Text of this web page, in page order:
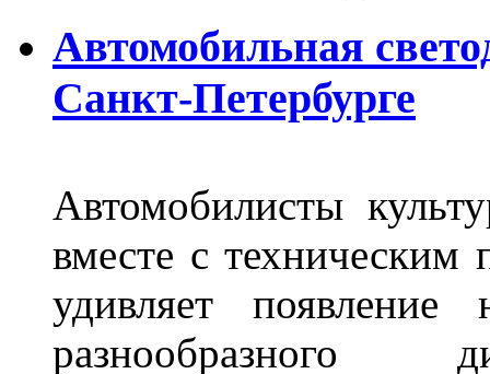
Автомобильная
Санкт-Петербурге
Автомобилисты
вместе с техническим
удивляет
разнообразного